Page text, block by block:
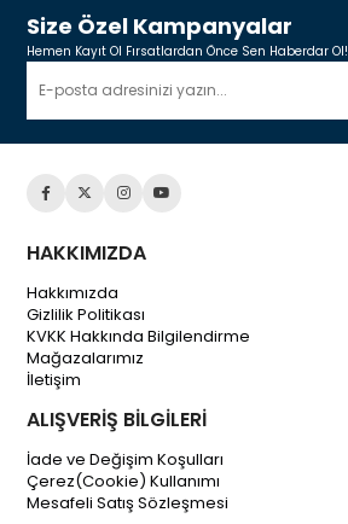
Size Özel Kampanyalar
Hemen Kayıt Ol Fırsatlardan Önce Sen Haberdar Ol!
HAKKIMIZDA
Hakkımızda
Gizlilik Politikası
KVKK Hakkında Bilgilendirme
Mağazalarımız
İletişim
ALIŞVERİŞ BİLGİLERİ
İade ve Değişim Koşulları
Çerez(Cookie) Kullanımı
Mesafeli Satış Sözleşmesi